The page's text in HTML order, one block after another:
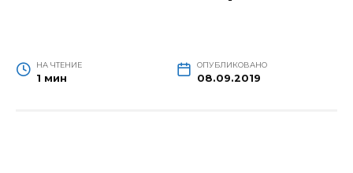
НА ЧТЕНИЕ
1 мин
ОПУБЛИКОВАНО
08.09.2019